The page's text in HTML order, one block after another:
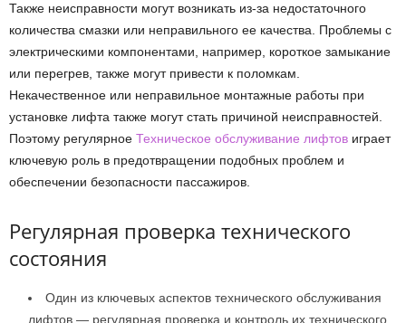
Также неисправности могут возникать из-за недостаточного
количества смазки или неправильного ее качества. Проблемы с
электрическими компонентами, например, короткое замыкание
или перегрев, также могут привести к поломкам.
Некачественное или неправильное монтажные работы при
установке лифта также могут стать причиной неисправностей.
Поэтому регулярное Техническое обслуживание лифтов играет
ключевую роль в предотвращении подобных проблем и
обеспечении безопасности пассажиров.
Регулярная проверка технического
состояния
Один из ключевых аспектов технического обслуживания
лифтов — регулярная проверка и контроль их технического